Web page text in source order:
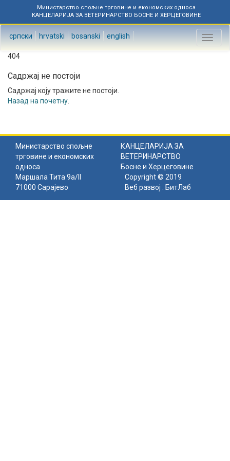
Министарство спољне трговине и економских односа
КАНЦЕЛАРИЈА ЗА ВЕТЕРИНАРСТВО БОСНЕ И ХЕРЦЕГОВИНЕ
српски hrvatski bosanski english
Toggle
404
Садржај не постоји
Садржај коју тражите не постоји.
Назад на почетну
Министарство спољне
трговине и економских
односа
КАНЦЕЛАРИЈА ЗА
ВЕТЕРИНАРСТВО
Босне и Херцеговине
Маршала Тита 9а/II
71000 Сарајево
Copyright © 2019
Веб развој : БитЛаб